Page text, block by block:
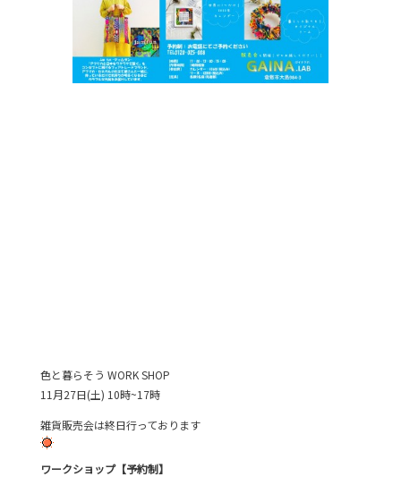
色と暮らそう WORK SHOP
11月27日(土) 10時~17時
雑貨販売会は終日行っております
ワークショップ【予約制】